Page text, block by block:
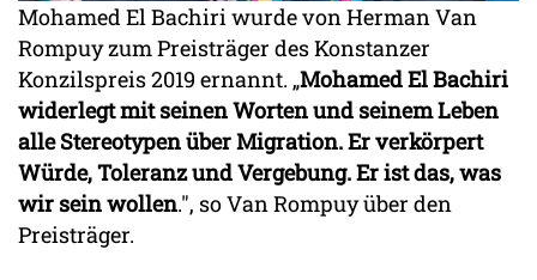
Mohamed El Bachiri wurde von Herman Van
Rompuy zum Preisträger des Konstanzer
Konzilspreis 2019 ernannt. „Mohamed El Bachiri
widerlegt mit seinen Worten und seinem Leben
alle Stereotypen über Migration. Er verkörpert
Würde, Toleranz und Vergebung. Er ist das, was
wir sein wollen.", so Van Rompuy über den
Preisträger.